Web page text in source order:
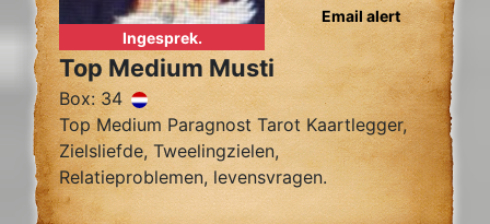
Ingesprek.
Email alert
Top Medium Musti
Box: 34
Top Medium Paragnost Tarot Kaartlegger,
Zielsliefde, Tweelingzielen,
Relatieproblemen, levensvragen.